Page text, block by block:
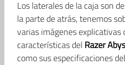
Los laterales de la caja son
la parte de atrás, tenemos
varias imágenes explicativas
características del Razer
como sus especificaciones